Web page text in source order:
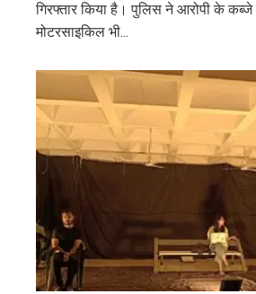
गिरफ्तार किया है। पुलिस ने आरोपी के कब्जे
मोटरसाइकिल भी...